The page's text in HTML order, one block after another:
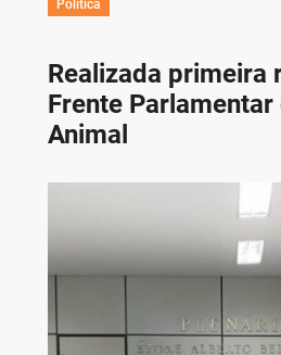
Política
Realizada primeira
Frente Parlamentar
Animal